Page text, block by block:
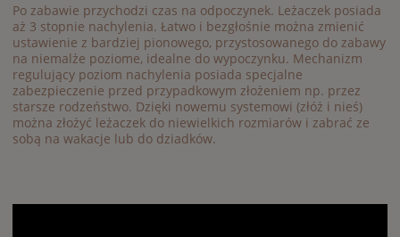
Po zabawie przychodzi czas na odpoczynek. Leżaczek posiada
aż 3 stopnie nachylenia. Łatwo i bezgłośnie można zmienić
ustawienie z bardziej pionowego, przystosowanego do zabawy
na niemalże poziome, idealne do wypoczynku. Mechanizm
regulujący poziom nachylenia posiada specjalne
zabezpieczenie przed przypadkowym złożeniem np. przez
starsze rodzeństwo. Dzięki nowemu systemowi (złóż i nieś)
można złożyć leżaczek do niewielkich rozmiarów i zabrać ze
sobą na wakacje lub do dziadków.